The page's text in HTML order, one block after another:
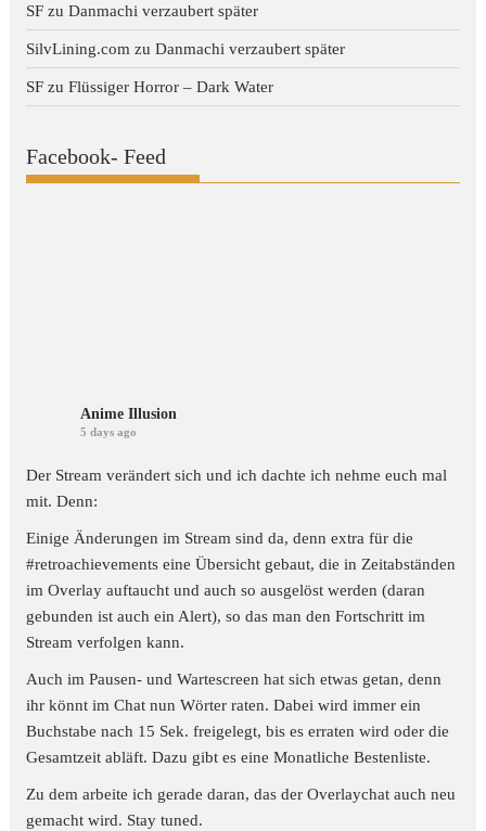
SF zuDanmachi verzaubert später
SilvLining.com zuDanmachi verzaubert später
SF zuFlüssiger Horror – Dark Water
Facebook- Feed
Anime Illusion
5 days ago
Der Stream verändert sich und ich dachte ich nehme euch mal
mit. Denn:
Einige Änderungen im Stream sind da, denn extra für die
#retroachievements eine Übersicht gebaut, die in Zeitabständen
im Overlay auftaucht und auch so ausgelöst werden (daran
gebunden ist auch ein Alert), so das man den Fortschritt im
Stream verfolgen kann.
Auch im Pausen- und Wartescreen hat sich etwas getan, denn
ihr könnt im Chat nun Wörter raten. Dabei wird immer ein
Buchstabe nach 15 Sek. freigelegt, bis es erraten wird oder die
Gesamtzeit abläft. Dazu gibt es eine Monatliche Bestenliste.
Zu dem arbeite ich gerade daran, das der Overlaychat auch neu
gemacht wird. Stay tuned.